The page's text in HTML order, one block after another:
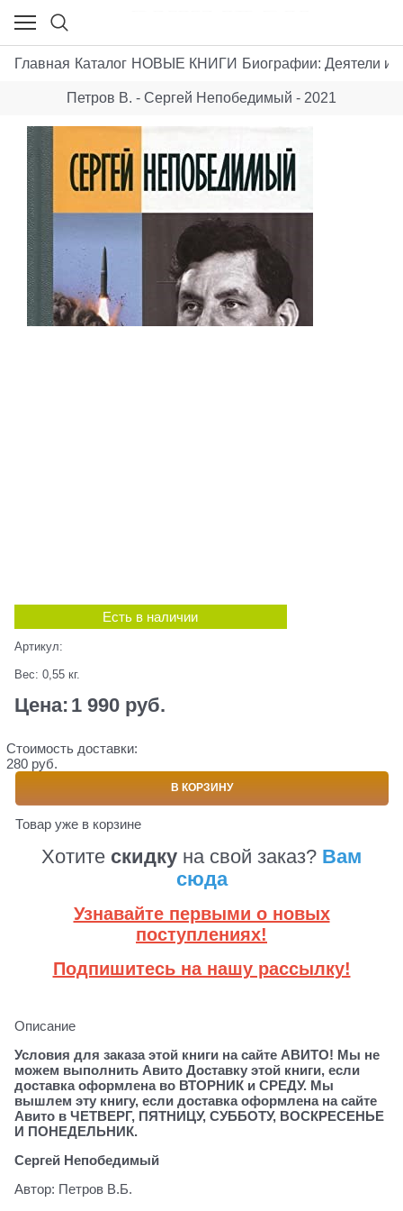
Главная Каталог НОВЫЕ КНИГИ Биографии: Деятели
Петров В. - Сергей Непобедимый - 2021
Есть в наличии
Артикул:
Вес: 0,55 кг.
Цена: 1 990 руб.
Стоимость доставки:
280 руб.
В КОРЗИНУ
Товар уже в корзине
Хотите скидку на свой заказ? Вам
сюда
Узнавайте первыми о новых
поступлениях!
Подпишитесь на нашу рассылку!
Описание
Условия для заказа этой книги на сайте АВИТО! Мы не
можем выполнить Авито Доставку этой книги, если
доставка оформлена во ВТОРНИК и СРЕДУ. Мы
вышлем эту книгу, если доставка оформлена на сайте
Авито в ЧЕТВЕРГ, ПЯТНИЦУ, СУББОТУ, ВОСКРЕСЕНЬЕ
И ПОНЕДЕЛЬНИК.
Сергей Непобедимый
Автор: Петров В.Б.